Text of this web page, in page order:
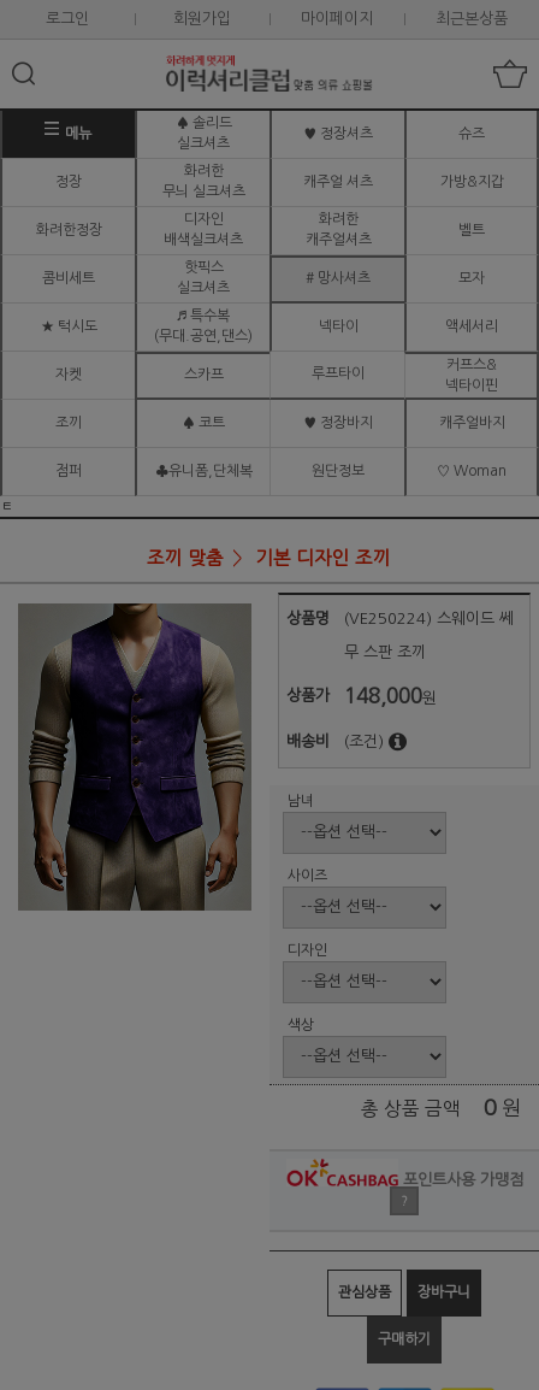
로그인 회원가입 마이페이지 최근본상품
메뉴
♠ 솔리드
실크셔츠
♥ 정장셔츠 슈즈
정장
화려한
무늬 실크셔츠
캐주얼 셔츠 가방&지갑
화려한정장
디자인
배색실크셔츠
화려한
캐주얼셔츠
벨트
콤비세트
핫픽스
실크셔츠
# 망사셔츠 모자
★ 턱시도
♬ 특수복
(무대.공연,댄스)
넥타이 액세서리
자켓 스카프 루프타이
커프스&
넥타이핀
조끼 ♠ 코트 ♥ 정장바지 캐주얼바지
점퍼 ♣유니폼,단체복 원단정보 ♡ Woman
ㅌ
조끼 맞춤 기본 디자인 조끼
상품명 (VE250224) 스웨이드 쎄
무 스판 조끼
상품가 148,000원
배송비 (조건)
남녀
사이즈
디자인
색상
총 상품 금액 0 원
포인트사용 가맹점
?
관심상품 장바구니
구매하기